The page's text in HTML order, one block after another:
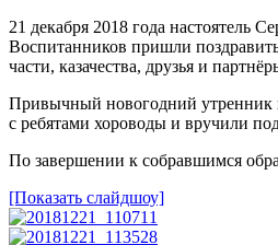
21 декабря 2018 года настоятель
Воспитанников пришли
части, казачества, друзья и
Привычный новогодний утренник
с ребятами хороводы и вручили
По завершении к собравшимся
[Показать слайдшоу]